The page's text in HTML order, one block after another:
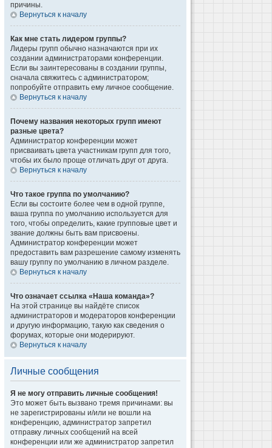
причины.
Вернуться к началу
Как мне стать лидером группы?
Лидеры групп обычно назначаются при их
создании администраторами конференции.
Если вы заинтересованы в создании группы,
сначала свяжитесь с администратором;
попробуйте отправить ему личное сообщение.
Вернуться к началу
Почему названия некоторых групп имеют
разные цвета?
Администратор конференции может
присваивать цвета участникам групп для того,
чтобы их было проще отличать друг от друга.
Вернуться к началу
Что такое группа по умолчанию?
Если вы состоите более чем в одной группе,
ваша группа по умолчанию используется для
того, чтобы определить, какие групповые цвет и
звание должны быть вам присвоены.
Администратор конференции может
предоставить вам разрешение самому изменять
вашу группу по умолчанию в личном разделе.
Вернуться к началу
Что означает ссылка «Наша команда»?
На этой странице вы найдёте список
администраторов и модераторов конференции
и другую информацию, такую как сведения о
форумах, которые они модерируют.
Вернуться к началу
Личные сообщения
Я не могу отправить личные сообщения!
Это может быть вызвано тремя причинами: вы
не зарегистрированы и/или не вошли на
конференцию, администратор запретил
отправку личных сообщений на всей
конференции или же администратор запретил